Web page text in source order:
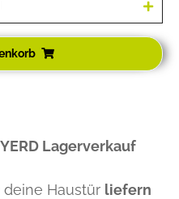
Lagerverkauf
deine Haustür liefern